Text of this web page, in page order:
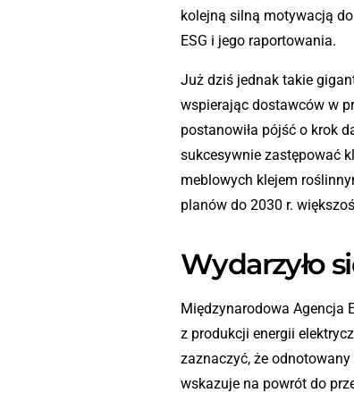
kolejną silną motywacją
ESG i jego raportowania.
Już dziś jednak takie
wspierając dostawców w
postanowiła pójść o krok
sukcesywnie zastępować
meblowych klejem
planów do 2030 r.
Wydarzyło
Międzynarodowa Agencja
z produkcji energii
zaznaczyć, że
wskazuje na powrót do